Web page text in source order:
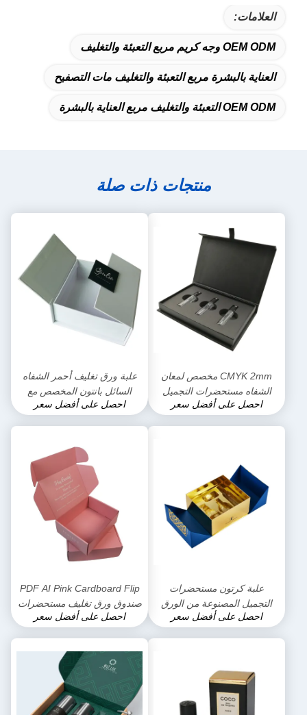
العلامات:
OEM ODM وجه كريم مربع التعبئة والتغليف
العناية بالبشرة مربع التعبئة والتغليف مات التصفيح
OEM ODM التعبئة والتغليف مربع العناية بالبشرة
منتجات ذات صلة
CMYK 2mm مخصص لمعان
الشفاه مستحضرات التجميل
هدية مربع التعبئة والتغليف نفطة
احصل على أفضل سعر
علبة ورق تغليف أحمر الشفاه
السائل بانتون المخصص مع
إغلاق مغناطيسي OEM ODM
احصل على أفضل سعر
علبة كرتون مستحضرات
التجميل المصنوعة من الورق
المقوى الصلب من Panton
احصل على أفضل سعر
PDF AI Pink Cardboard Flip
صندوق ورق تغليف مستحضرات
التجميل طلاء مائي
احصل على أفضل سعر